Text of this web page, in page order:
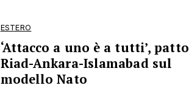
ESTERO
‘Attacco a uno è a tutti’, patto
Riad-Ankara-Islamabad sul
modello Nato